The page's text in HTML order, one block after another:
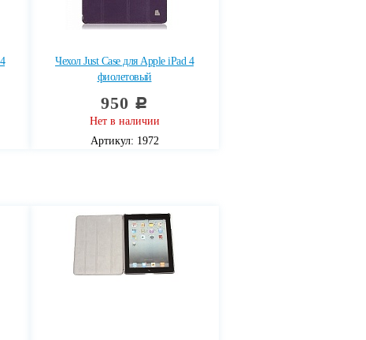
Чехол Just Case для Apple iPad 4
фиолетовый
950 c
Нет в наличии
Артикул: 1972